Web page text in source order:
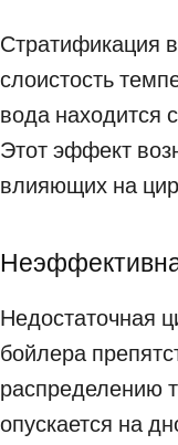
Стратификация
слоистость
вода находится
Этот эффект
влияющих на
Недостаточная
бойлера
распределению
опускается на